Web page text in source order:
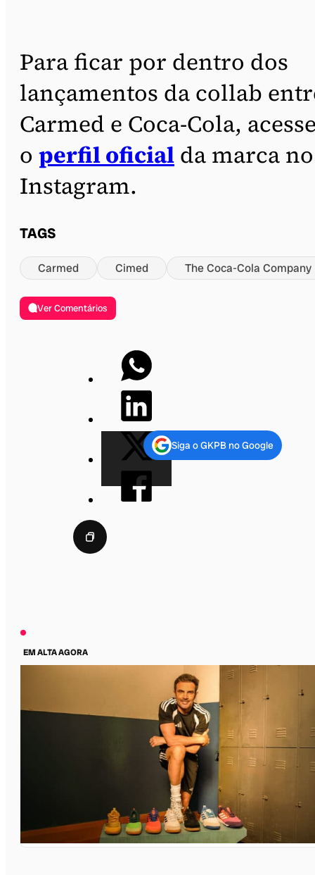
Para ficar por dentro dos
lançamentos da collab
Carmed e Coca-Cola,
o perfil oficial da marca no
Instagram.
TAGS
Carmed Cimed The Coca-Cola Company
Ver Comentários
Siga o GKPB no Google
EM ALTA AGORA